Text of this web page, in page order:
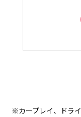
※カープレイ、ドラ